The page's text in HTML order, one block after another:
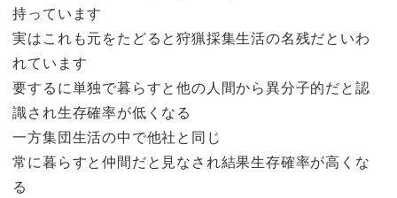
持っています
実はこれも元をたどると狩猟採集生活の名残だといわ
れています
要するに単独で暮らすと他の人間から異分子的だと認
識され生存確率が低くなる
一方集団生活の中で他社と同じ
常に暮らすと仲間だと見なされ結果生存確率が高くな
る